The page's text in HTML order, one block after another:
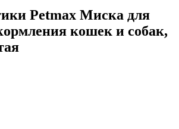
Petmax Миска для
кошек и собак,